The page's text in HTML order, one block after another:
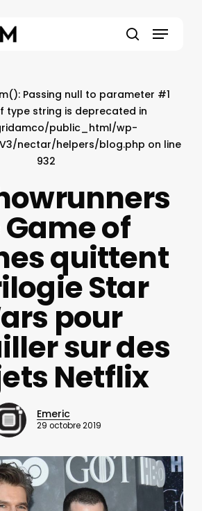
Menu
Passing null to parameter #1
type string is deprecated in
public_html/wp-
nectar/helpers/blog.php on line
932
of
quittent
Star
pour
sur des
Netflix
Emeric
29 octobre 2019